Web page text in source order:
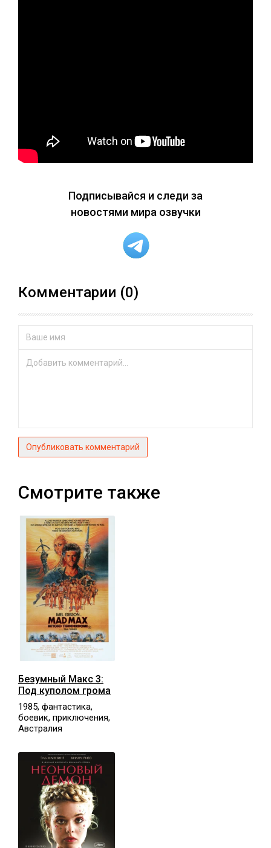
Подписывайся и следи за
новостями мира озвучки
Комментарии (0)
Опубликовать комментарий
Смотрите также
Безумный Макс 3:
Под куполом грома
1985, фантастика,
боевик, приключения,
Австралия